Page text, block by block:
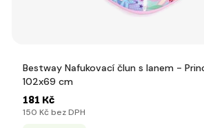
Bestway Nafukovací člun s lanem -
102x69 cm
181 Kč
150 Kč bez DPH